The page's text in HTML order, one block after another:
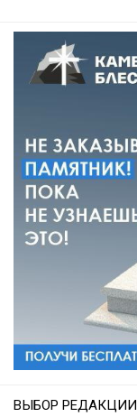
ВЫБОР РЕДАКЦИИ